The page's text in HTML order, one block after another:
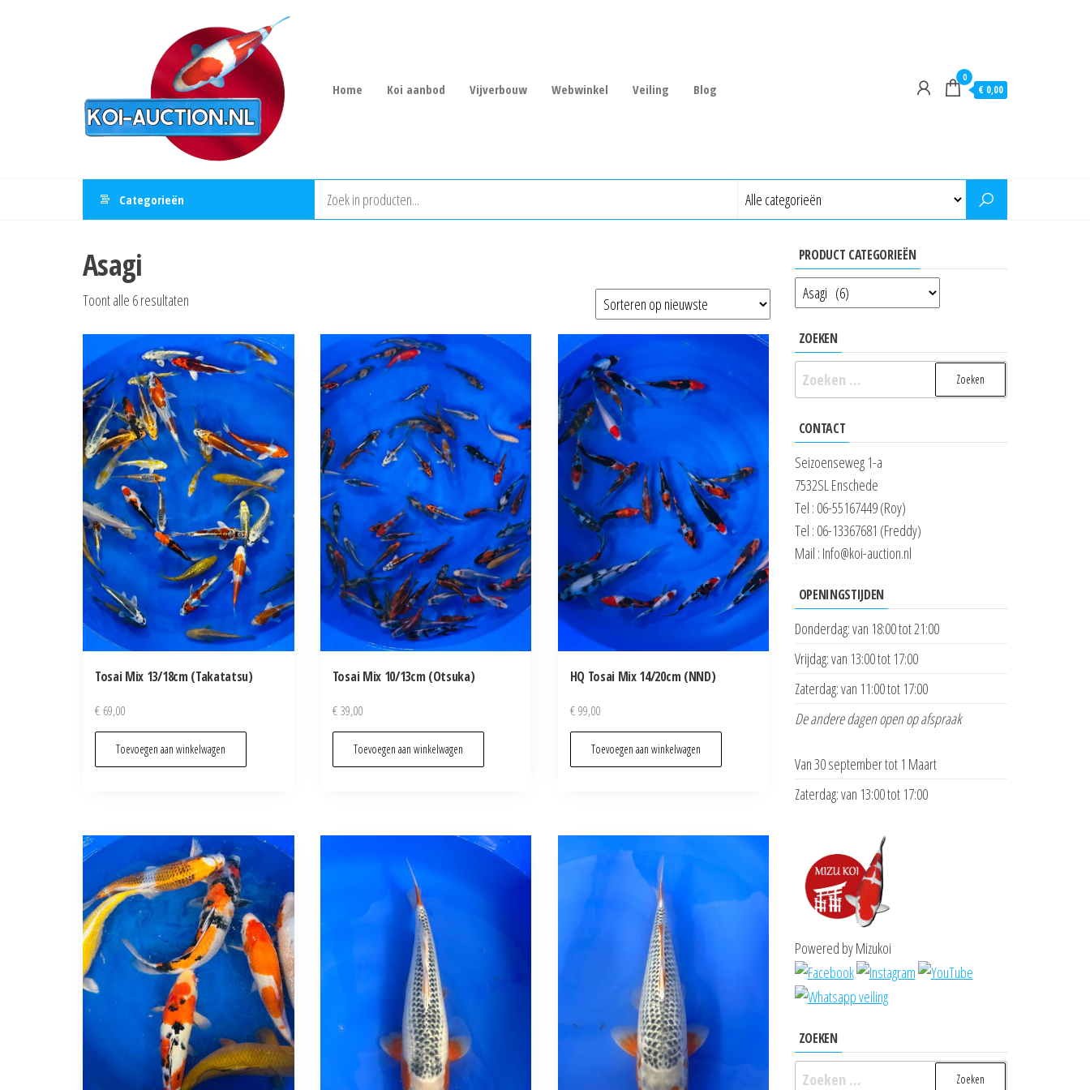
Home Koi aanbod Vijverbouw Webwinkel Veiling Blog
0
€ 0,00
Categorieën
Asagi
Toont alle 6 resultaten
nieuwste
Tosai Mix 13/18cm (Takatatsu)
€ 69,00
Toevoegen aan winkelwagen
Tosai Mix 10/13cm (Otsuka)
€39,00
Toevoegen aan winkelwagen
HQ Tosai Mix 14/20cm (NND)
€99,00
Toevoegen aan winkelwagen
PRODUCT CATEGORIEËN
ZOEKEN
Zoeken
naar:
CONTACT
Seizoenseweg 1-a
7532SL Enschede
Tel : 06-55167449 (Roy)
Tel : 06-13367681 (Freddy)
Mail : Info@koi-auction.nl
OPENINGSTIJDEN
Donderdag: van 18:00 tot 21:00
Vrijdag: van 13:00 tot 17:00
Zaterdag: van 11:00 tot 17:00
De andere dagen open op afspraak
Van 30 september tot 1 Maart
Zaterdag: van 13:00 tot 17:00
Powered by Mizukoi
ZOEKEN
Zoeken